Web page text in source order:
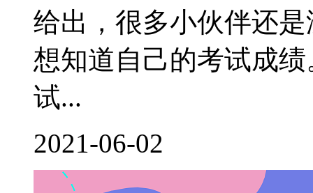
给出，很多小伙伴还
想知道自己的考试成
试...
2021-06-02